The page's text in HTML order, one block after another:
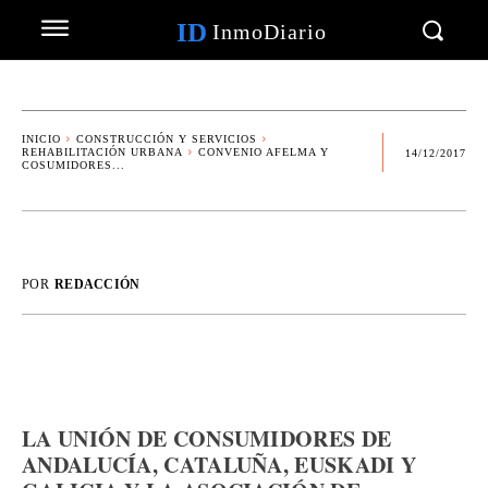
ID InmoDiario
INICIO
CONSTRUCCIÓN Y SERVICIOS
REHABILITACIÓN URBANA
CONVENIO AFELMA Y
COSUMIDORES...
14/12/2017
POR REDACCIÓN
LA UNIÓN DE CONSUMIDORES DE
ANDALUCÍA, CATALUÑA, EUSKADI Y